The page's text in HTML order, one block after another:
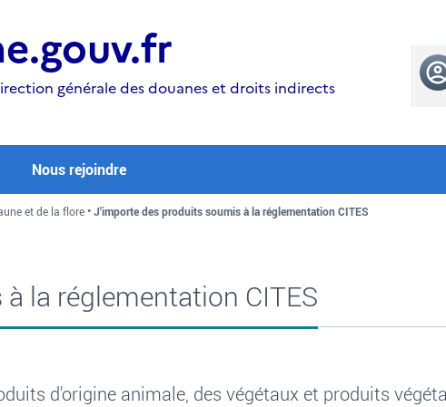
générale des douanes et droits indirects
Nous rejoindre
et de la flore J'importe des produits soumis à la réglementation CITES
la réglementation CITES
d'origine animale, des végétaux et produits